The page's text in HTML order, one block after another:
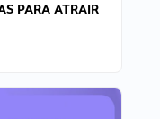
PARA ATRAIR